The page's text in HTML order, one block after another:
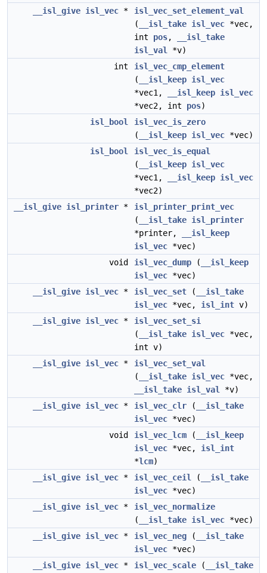
__isl_give isl_vec *
isl_vec_set_element_val
(
__isl_take isl_vec *vec,
int pos,
__isl_take
isl_val
*v)
int
isl_vec_cmp_element
(
__isl_keep isl_vec
*vec1,
__isl_keep isl_vec
*vec2, int pos)
isl_bool
isl_vec_is_zero
(
__isl_keep isl_vec *vec)
isl_bool
isl_vec_is_equal
(
__isl_keep isl_vec
*vec1,
__isl_keep isl_vec
*vec2)
__isl_give isl_printer *
isl_printer_print_vec
(
__isl_take isl_printer
*printer,
__isl_keep
isl_vec *vec)
void
isl_vec_dump (
__isl_keep
isl_vec *vec)
__isl_give isl_vec * isl_vec_set (
__isl_take
isl_vec *vec, isl_int v)
__isl_give isl_vec *
isl_vec_set_si
(
__isl_take isl_vec *vec,
int v)
__isl_give isl_vec *
isl_vec_set_val
(
__isl_take isl_vec *vec,
__isl_take isl_val
*v)
__isl_give isl_vec * isl_vec_clr (
__isl_take
isl_vec *vec)
void
isl_vec_lcm (
__isl_keep
isl_vec *vec, isl_int
*lcm)
__isl_give isl_vec * isl_vec_ceil (
__isl_take
isl_vec *vec)
__isl_give isl_vec *
isl_vec_normalize
(
__isl_take isl_vec *vec)
__isl_give isl_vec * isl_vec_neg (
__isl_take
isl_vec *vec)
__isl_give isl_vec * isl_vec_scale (
__isl_take